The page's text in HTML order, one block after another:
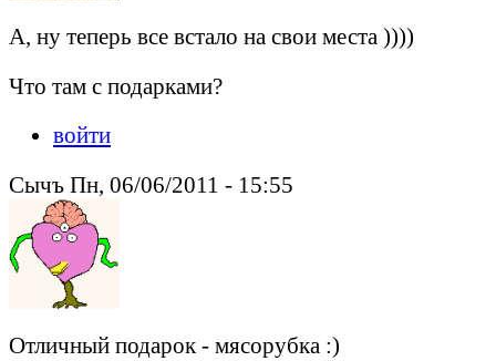
А, ну теперь все встало на свои места ))))
Что там с подарками?
войти
Сычъ Пн, 06/06/2011 - 15:55
Отличный подарок - мясорубка :)